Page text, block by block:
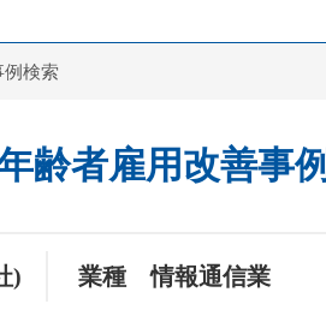
例検索
齢者雇用改善事例
) 業種 情報通信業